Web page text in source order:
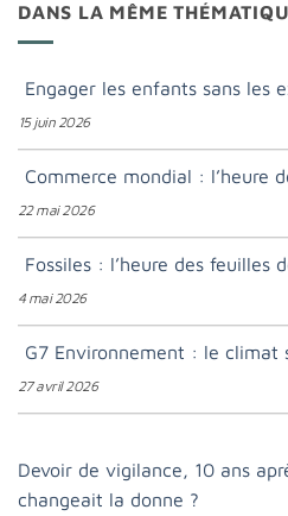
DANS LA MÊME
Engager les enfants sans les
15 juin 2026
Commerce mondial : l’heure
22 mai 2026
Fossiles : l’heure des feuilles
4 mai 2026
G7 Environnement : le climat
27 avril 2026
Devoir de vigilance, 10 ans
changeait la donne ?